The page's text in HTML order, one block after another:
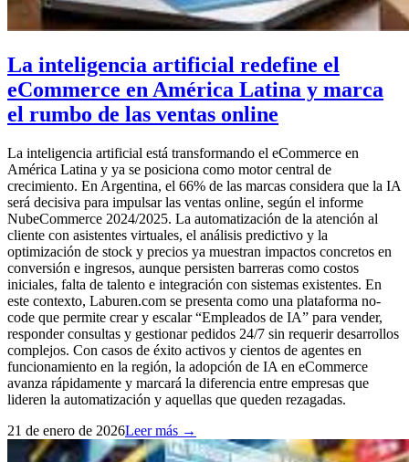
La inteligencia artificial redefine el
eCommerce en América Latina y marca
el rumbo de las ventas online
La inteligencia artificial está transformando el eCommerce en
América Latina y ya se posiciona como motor central de
crecimiento. En Argentina, el 66% de las marcas considera que la IA
será decisiva para impulsar las ventas online, según el informe
NubeCommerce 2024/2025. La automatización de la atención al
cliente con asistentes virtuales, el análisis predictivo y la
optimización de stock y precios ya muestran impactos concretos en
conversión e ingresos, aunque persisten barreras como costos
iniciales, falta de talento e integración con sistemas existentes. En
este contexto, Laburen.com se presenta como una plataforma no-
code que permite crear y escalar “Empleados de IA” para vender,
responder consultas y gestionar pedidos 24/7 sin requerir desarrollos
complejos. Con casos de éxito activos y cientos de agentes en
funcionamiento en la región, la adopción de IA en eCommerce
avanza rápidamente y marcará la diferencia entre empresas que
lideren la automatización y aquellas que queden rezagadas.
21 de enero de 2026Leer más →